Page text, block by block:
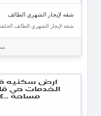
شقه لإيجار الشهري الطائف
شقه لإيجار الشهري الطائف
منذ 4